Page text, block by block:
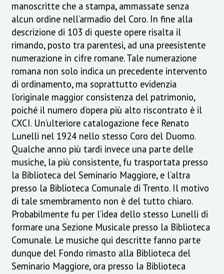
manoscritte che a stampa, ammassate senza
alcun ordine nell’armadio del Coro. In fine alla
descrizione di 103 di queste opere risalta il
rimando, posto tra parentesi, ad una preesistente
numerazione in cifre romane. Tale numerazione
romana non solo indica un precedente intervento
di ordinamento, ma soprattutto evidenzia
l’originale maggior consistenza del patrimonio,
poiché il numero d’opera più alto riscontrato è il
CXCI. Un’ulteriore catalogazione fece Renato
Lunelli nel 1924 nello stesso Coro del Duomo.
Qualche anno più tardi invece una parte delle
musiche, la più consistente, fu trasportata presso
la Biblioteca del Seminario Maggiore, e l’altra
presso la Biblioteca Comunale di Trento. Il motivo
di tale smembramento non è del tutto chiaro.
Probabilmente fu per l’idea dello stesso Lunelli di
formare una Sezione Musicale presso la Biblioteca
Comunale. Le musiche qui descritte fanno parte
dunque del Fondo rimasto alla Biblioteca del
Seminario Maggiore, ora presso la Biblioteca